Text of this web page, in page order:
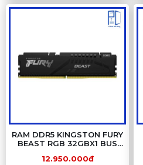
RAM DDR5 KINGSTON FURY
BEAST RGB 32GBX1 BUS
12.950.000đ